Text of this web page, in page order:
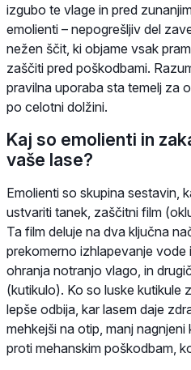
izgubo te vlage in pred
emolienti – nepogrešljiv del
nežen ščit, ki objame vsak
zaščiti pred poškodbami.
pravilna uporaba sta temelj za
po celotni dolžini.
Kaj so emolienti in
vaše lase?
Emolienti so skupina sestavin,
ustvariti tanek, zaščitni film
Ta film deluje na dva ključna
prekomerno izhlapevanje vode
ohranja notranjo vlago, in
(kutikulo). Ko so luske kutikule
lepše odbija, kar lasem daje
mehkejši na otip, manj
proti mehanskim poškodbam,